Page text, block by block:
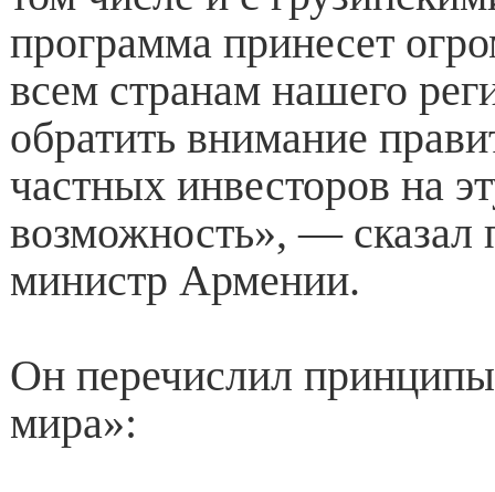
программа принесет
всем странам нашего
обратить внимание
частных инвесторов на
возможность», — сказал
министр Армении.
Он перечислил
мира»: